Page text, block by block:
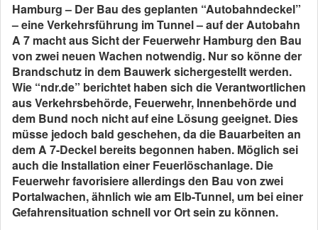
Hamburg – Der Bau des geplanten “Autobahndeckel”
– eine Verkehrsführung im Tunnel – auf der Autobahn
A 7 macht aus Sicht der Feuerwehr Hamburg den Bau
von zwei neuen Wachen notwendig. Nur so könne der
Brandschutz in dem Bauwerk sichergestellt werden.
Wie “ndr.de” berichtet haben sich die Verantwortlichen
aus Verkehrsbehörde, Feuerwehr, Innenbehörde und
dem Bund noch nicht auf eine Lösung geeignet. Dies
müsse jedoch bald geschehen, da die Bauarbeiten an
dem A 7-Deckel bereits begonnen haben. Möglich sei
auch die Installation einer Feuerlöschanlage. Die
Feuerwehr favorisiere allerdings den Bau von zwei
Portalwachen, ähnlich wie am Elb-Tunnel, um bei einer
Gefahrensituation schnell vor Ort sein zu können.